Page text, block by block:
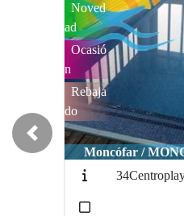
Moncófar /
Noved
ad
Ocasió
n
Rebaja
do
Previous